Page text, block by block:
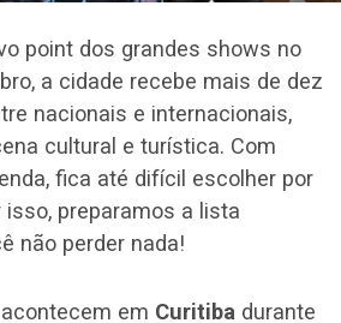
point dos grandes shows no
a cidade recebe mais de dez
nacionais e internacionais,
cultural e turística. Com
fica até difícil escolher por
isso, preparamos a lista
não perder nada!
em Curitiba durante